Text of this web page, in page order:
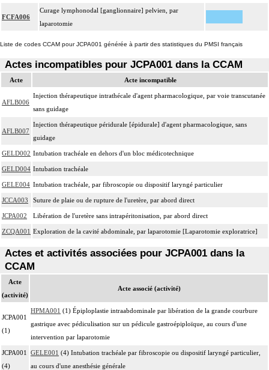
FCFA006
Curage lymphonodal [ganglionnaire] pelvien, par
laparotomie
Liste de codes CCAM pour JCPA001 générée à partir des statistiques du PMSI français
Actes incompatibles pour JCPA001 dans la CCAM
Acte Acte incompatible
AFLB006
Injection thérapeutique intrathécale d'agent pharmacologique, par voie transcutanée
sans guidage
AFLB007
Injection thérapeutique péridurale [épidurale] d'agent pharmacologique, sans
guidage
GELD002 Intubation trachéale en dehors d'un bloc médicotechnique
GELD004 Intubation trachéale
GELE004 Intubation trachéale, par fibroscopie ou dispositif laryngé particulier
JCCA003 Suture de plaie ou de rupture de l'uretère, par abord direct
JCPA002 Libération de l'uretère sans intrapéritonisation, par abord direct
ZCQA001 Exploration de la cavité abdominale, par laparotomie [Laparotomie exploratrice]
Actes et activités associées pour JCPA001 dans la
CCAM
Acte
(activité)
Acte associé (activité)
JCPA001
(1)
HPMA001 (1) Épiploplastie intraabdominale par libération de la grande courbure
gastrique avec pédiculisation sur un pédicule gastroépiploïque, au cours d'une
intervention par laparotomie
JCPA001
(4)
GELE001 (4) Intubation trachéale par fibroscopie ou dispositif laryngé particulier,
au cours d'une anesthésie générale